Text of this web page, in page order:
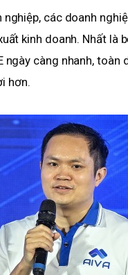
các doanh
kinh doanh. Nhất là
càng nhanh, toàn
hơn.